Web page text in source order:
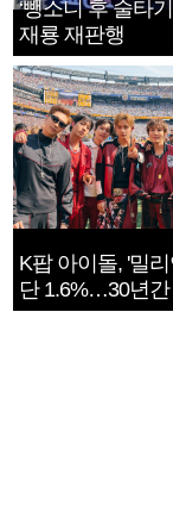
‘뺑소니 후 술타
재룡 재판행
K팝 아이돌, '밀
단 1.6%…30년간
1182개팀 전수조